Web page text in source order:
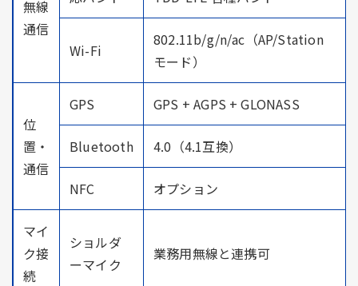
無線
通信
Wi-Fi
802.11b/g/n/ac（AP/Station
モード）
位
置・
通信
GPS GPS + AGPS + GLONASS
Bluetooth 4.0（4.1互換）
NFC オプション
マイ
ク接
続
ショルダ
ーマイク
業務用無線と連携可